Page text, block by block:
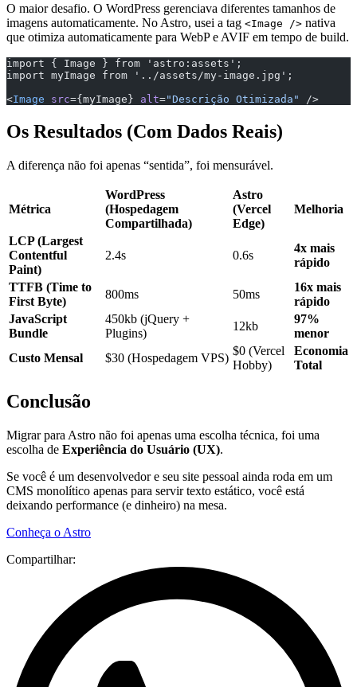
O maior desafio. O WordPress gerenciava diferentes tamanhos de
imagens automaticamente. No Astro, usei a tag <Image /> nativa
que otimiza automaticamente para WebP e AVIF em tempo de build.
import { Image } from 'astro:assets';
import myImage from '../assets/my-image.jpg';
<Image src={myImage} alt="Descrição Otimizada" />
Os Resultados (Com Dados Reais)
A diferença não foi apenas “sentida”, foi mensurável.
Métrica
WordPress
(Hospedagem
Compartilhada)
Astro
(Vercel
Edge)
Melhoria
LCP (Largest
Contentful
Paint)
2.4s 0.6s
4x mais
rápido
TTFB (Time to
First Byte)
800ms 50ms
16x mais
rápido
JavaScript
Bundle
450kb (jQuery +
Plugins)
12kb
97%
menor
Custo Mensal
$30 (Hospedagem VPS)
$0 (Vercel
Hobby)
Economia
Total
Conclusão
Migrar para Astro não foi apenas uma escolha técnica, foi uma
escolha de Experiência do Usuário (UX).
Se você é um desenvolvedor e seu site pessoal ainda roda em um
CMS monolítico apenas para servir texto estático, você está
deixando performance (e dinheiro) na mesa.
Conheça o Astro
Compartilhar: